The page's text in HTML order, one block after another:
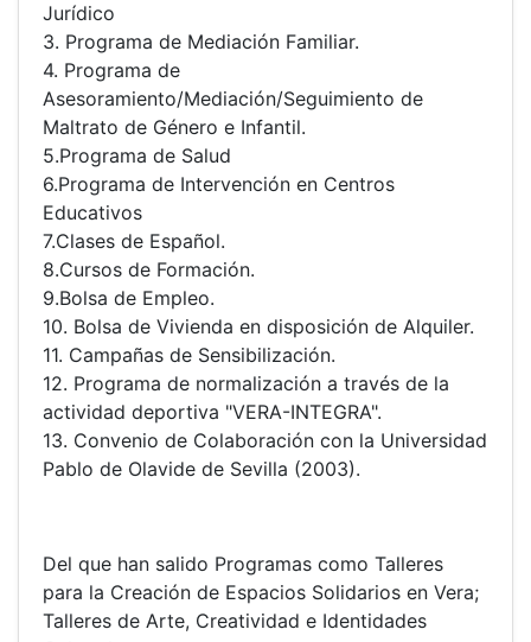
Jurídico
3. Programa de Mediación Familiar.
4. Programa de
Asesoramiento/Mediación/Seguimiento de
Maltrato de Género e Infantil.
5.Programa de Salud
6.Programa de Intervención en Centros
Educativos
7.Clases de Español.
8.Cursos de Formación.
9.Bolsa de Empleo.
10. Bolsa de Vivienda en disposición de Alquiler.
11. Campañas de Sensibilización.
12. Programa de normalización a través de la
actividad deportiva "VERA-INTEGRA".
13. Convenio de Colaboración con la Universidad
Pablo de Olavide de Sevilla (2003).
Del que han salido Programas como Talleres
para la Creación de Espacios Solidarios en Vera;
Talleres de Arte, Creatividad e Identidades